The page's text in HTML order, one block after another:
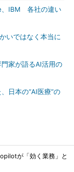
、IBM 各社の違い
いではなく本当に
家が語るAI活用の
日本の“AI医療”の
が「効く業務」と